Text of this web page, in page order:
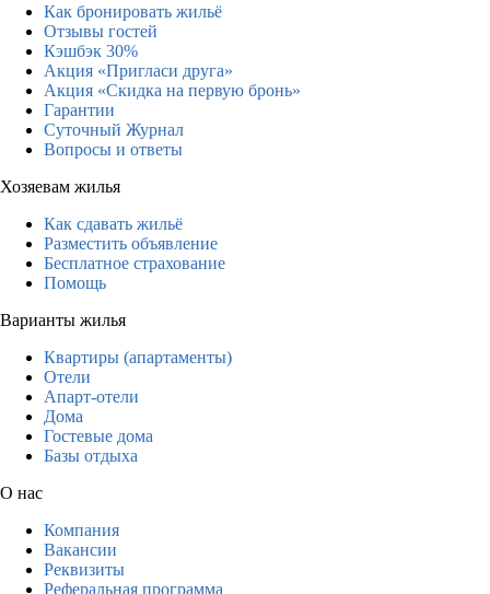
Как бронировать жильё
Отзывы гостей
Кэшбэк 30%
Акция «Пригласи друга»
Акция «Скидка на первую бронь»
Гарантии
Суточный Журнал
Вопросы и ответы
Хозяевам жилья
Как сдавать жильё
Разместить объявление
Бесплатное страхование
Помощь
Варианты жилья
Квартиры (апартаменты)
Отели
Апарт-отели
Дома
Гостевые дома
Базы отдыха
О нас
Компания
Вакансии
Реквизиты
Реферальная программа